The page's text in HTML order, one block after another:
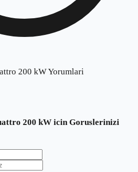
200 kW Yorumlari
200 kW icin Goruslerinizi